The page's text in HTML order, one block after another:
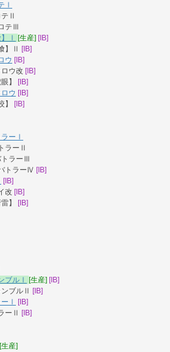
Ⅰ
テⅡ
テⅢ
】Ⅰ [生産] [IB]
】Ⅱ
[IB]
ウ [IB]
ウ改 [IB]
】
[IB]
ウ [IB]
】
[IB]
ーⅠ
ラーⅡ
トラーⅢ
トラーⅣ [IB]
[IB]
改 [IB]
】
[IB]
ブルⅠ [生産] [IB]
ブルⅡ
[IB]
Ⅰ
[IB]
ーⅡ
[IB]
[生産]